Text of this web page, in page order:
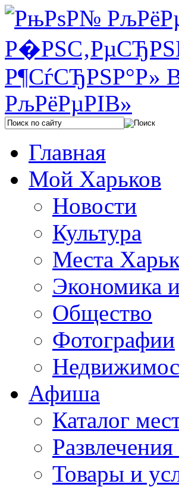
Главная
Мой Харьков
Новости
Культура
Места
Экономика
Общество
Фотографии
Афиша
Каталог
Товары и